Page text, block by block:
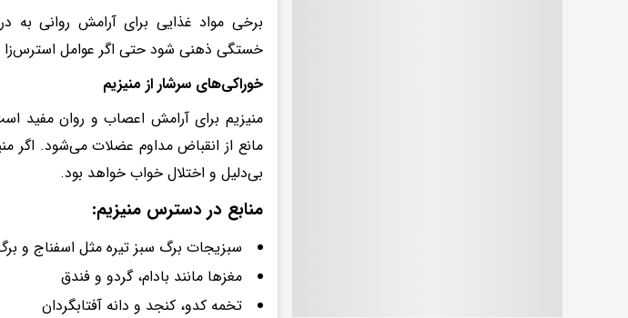
برخی مواد غذایی برای آرامش روانی به
خستگی ذهنی شود حتی اگر عوامل استرس‌زا
خوراکی‌های سرشار از منیزیم
منیزیم برای آرامش اعصاب و روان مفید
مانع از انقباض مداوم عضلات می‌شود.
بی‌دلیل و اختلال خواب خواهد بود.
منابع در دسترس منیزیم:
سبزیجات برگ سبز تیره مثل اسفناج و
مغزها مانند بادام، گردو و فندق
تخمه کدو، کنجد و دانه آفتابگردان